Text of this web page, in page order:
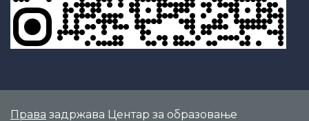
Права задржава Центар за образовање